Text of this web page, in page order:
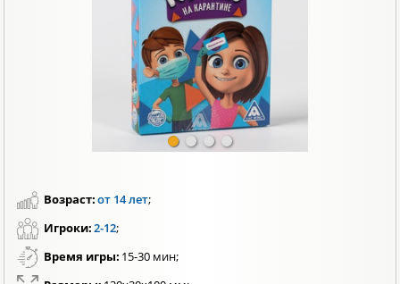
Возраст:от 14 лет;
Игроки:2-12;
Время игры: 15-30 мин;